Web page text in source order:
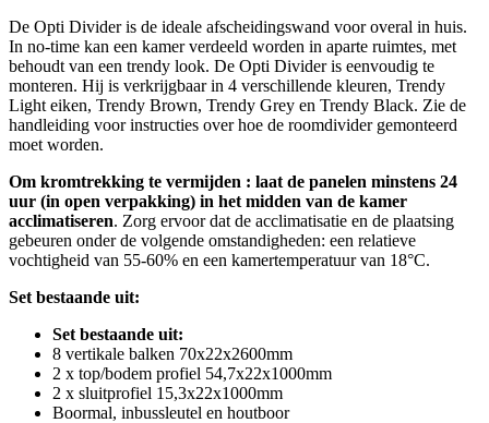
De Opti Divider is de ideale afscheidingswand voor overal in huis.
In no-time kan een kamer verdeeld worden in aparte ruimtes, met
behoudt van een trendy look. De Opti Divider is eenvoudig te
monteren. Hij is verkrijgbaar in 4 verschillende kleuren, Trendy
Light eiken, Trendy Brown, Trendy Grey en Trendy Black. Zie de
handleiding voor instructies over hoe de roomdivider gemonteerd
moet worden.
Om kromtrekking te vermijden : laat de panelen minstens 24
uur (in open verpakking) in het midden van de kamer
acclimatiseren. Zorg ervoor dat de acclimatisatie en de plaatsing
gebeuren onder de volgende omstandigheden: een relatieve
vochtigheid van 55-60% en een kamertemperatuur van 18°C.
Set bestaande uit:
Set bestaande uit:
8 vertikale balken 70x22x2600mm
2 x top/bodem profiel 54,7x22x1000mm
2 x sluitprofiel 15,3x22x1000mm
Boormal, inbussleutel en houtboor